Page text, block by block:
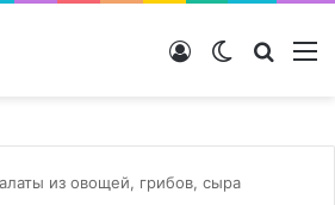
Switch skin
Войти
из овощей, грибов, сыра